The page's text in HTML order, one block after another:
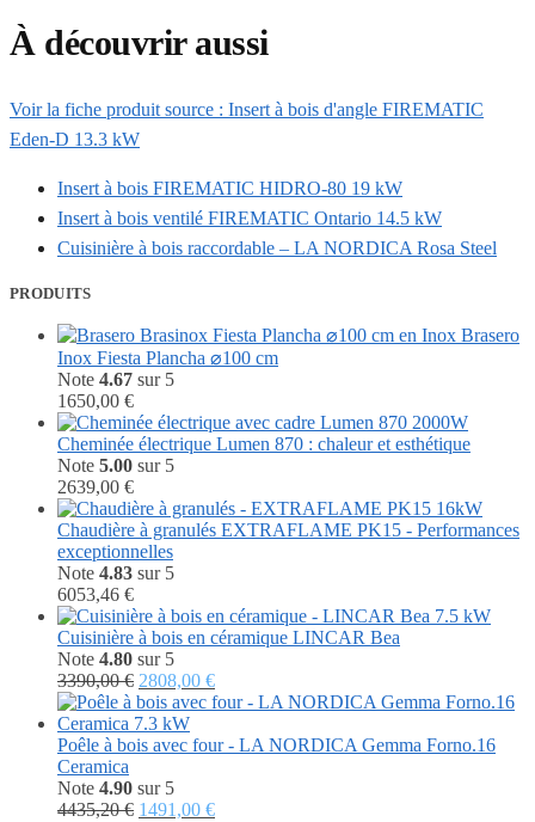
À découvrir aussi
Voir la fiche produit source : Insert à bois d'angle FIREMATIC
Eden-D 13.3 kW
Insert à bois FIREMATIC HIDRO-80 19 kW
Insert à bois ventilé FIREMATIC Ontario 14.5 kW
Cuisinière à bois raccordable – LA NORDICA Rosa Steel
PRODUITS
Brasero
Inox Fiesta Plancha ⌀100 cm
Note 4.67 sur 5
1650,00 €
Cheminée électrique Lumen 870 : chaleur et esthétique
Note 5.00 sur 5
2639,00 €
Chaudière à granulés EXTRAFLAME PK15 - Performances
exceptionnelles
Note 4.83 sur 5
6053,46 €
Cuisinière à bois en céramique LINCAR Bea
Note 4.80 sur 5
3390,00€ Le
prix
initial
était :
2808,00 €Le
prix
est :
Poêle à bois avec four - LA NORDICA Gemma Forno.16
Ceramica
Note 4.90 sur 5
4435,20€ Le
1491,00 €Le